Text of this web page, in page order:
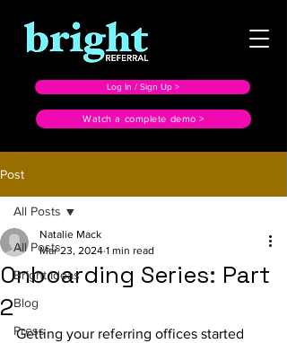
Log In / Sign Up >
Watch a complete demo >
Post
All Posts
Bright Ideas
Blog
Press
All Posts
Onboarding Series: Part
2
Natalie Mack
Mar 23, 2024 1 min read
Getting your referring offices started